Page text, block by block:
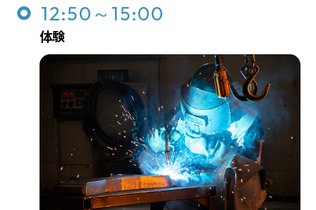
12:50～15:00
体験